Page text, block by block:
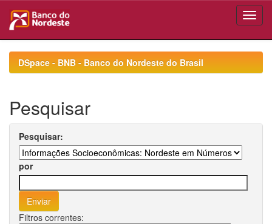
navigationDSpace - BNB - Banco do Nordeste do Brasil
Pesquisar
Pesquisar:
por
Filtros correntes: